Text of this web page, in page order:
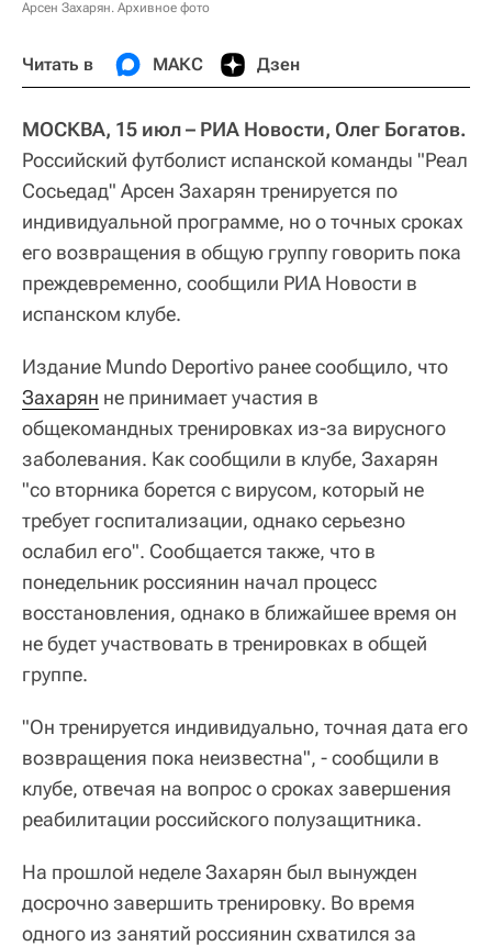
Арсен Захарян. Архивное фото
Читать в МАКС Дзен
МОСКВА, 15 июл – РИА Новости, Олег Богатов.
Российский футболист испанской команды "Реал
Сосьедад" Арсен Захарян тренируется по
индивидуальной программе, но о точных сроках
его возвращения в общую группу говорить пока
преждевременно, сообщили РИА Новости в
испанском клубе.
Издание Mundo Deportivo ранее сообщило, что
Захарян не принимает участия в
общекомандных тренировках из-за вирусного
заболевания. Как сообщили в клубе, Захарян
"со вторника борется с вирусом, который не
требует госпитализации, однако серьезно
ослабил его". Сообщается также, что в
понедельник россиянин начал процесс
восстановления, однако в ближайшее время он
не будет участвовать в тренировках в общей
группе.
"Он тренируется индивидуально, точная дата его
возвращения пока неизвестна", - сообщили в
клубе, отвечая на вопрос о сроках завершения
реабилитации российского полузащитника.
На прошлой неделе Захарян был вынужден
досрочно завершить тренировку. Во время
одного из занятий россиянин схватился за